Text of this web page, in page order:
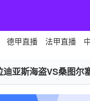
德甲直播 法甲直播
迪亚斯海盗VS桑图尔